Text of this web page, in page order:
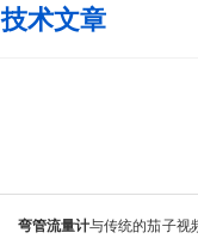
技术文章
弯管流量计与传统的茄子视